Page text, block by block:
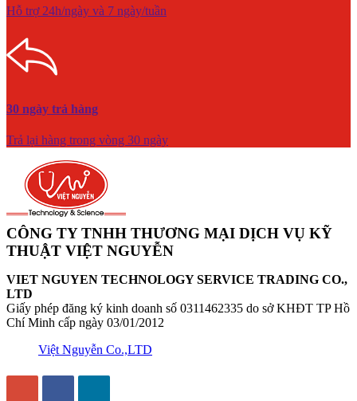
Hỗ trợ 24h/ngày và 7 ngày/tuần
30 ngày trả hàng
Trả lại hàng trong vòng 30 ngày
CÔNG TY TNHH THƯƠNG MẠI DỊCH VỤ KỸ
THUẬT VIỆT NGUYỄN
VIET NGUYEN TECHNOLOGY SERVICE TRADING CO.,
LTD
Giấy phép đăng ký kinh doanh số 0311462335 do sở KHĐT TP Hồ
Chí Minh cấp ngày 03/01/2012
Việt Nguyễn Co.,LTD